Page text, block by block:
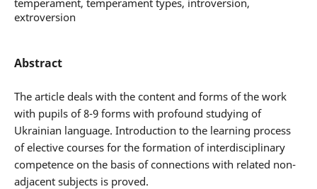
extroversion
Abstract
The article deals with the content and forms of the work
with pupils of 8-9 forms with profound studying of
Ukrainian language. Introduction to the learning process
of elective courses for the formation of interdisciplinary
competence on the basis of connections with related non-
adjacent subjects is proved.